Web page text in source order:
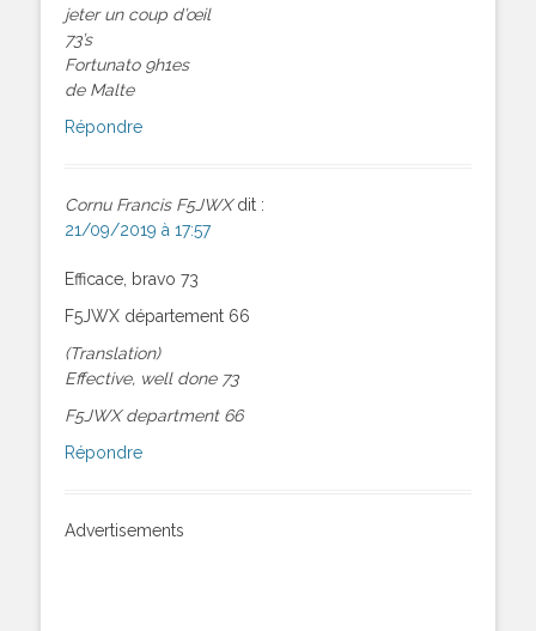
jeter un coup d’œil
73’s
Fortunato 9h1es
de Malte
Répondre
Cornu Francis F5JWX dit :
21/09/2019 à 17:57
Efficace, bravo 73
F5JWX département 66
(Translation)
Effective, well done 73
F5JWX department 66
Répondre
Advertisements